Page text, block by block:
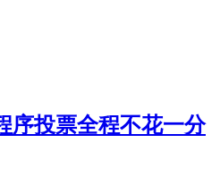
序投票全程不花一分